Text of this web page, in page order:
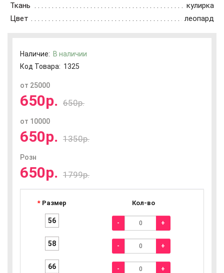
Ткань
кулирка
Цвет
леопард
Наличие: В наличии
Код Товара: 1325
от 25000
650р. 650р.
от 10000
650р. 1350р.
Розн
650р. 1799р.
Размер Кол-во
56 - +
58 - +
66 - +